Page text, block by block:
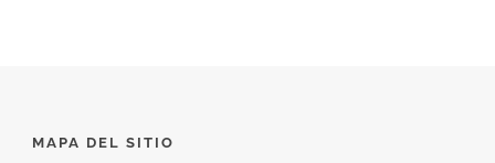
MAPA DEL SITIO